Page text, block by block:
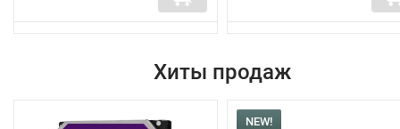
Хиты продаж
NEW!